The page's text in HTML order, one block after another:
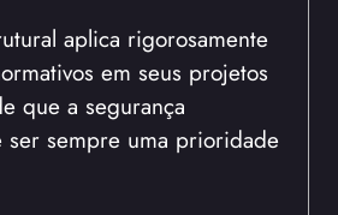
aplica rigorosamente
em seus projetos
que a segurança
ser sempre uma prioridade